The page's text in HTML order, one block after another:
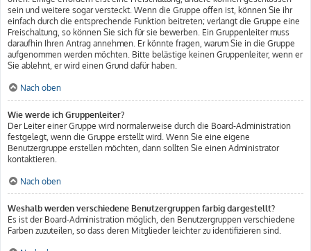
sein und weitere sogar versteckt. Wenn die Gruppe offen ist, können Sie ihr
einfach durch die entsprechende Funktion beitreten; verlangt die Gruppe eine
Freischaltung, so können Sie sich für sie bewerben. Ein Gruppenleiter muss
daraufhin Ihren Antrag annehmen. Er könnte fragen, warum Sie in die Gruppe
aufgenommen werden möchten. Bitte belästige keinen Gruppenleiter, wenn er
Sie ablehnt, er wird einen Grund dafür haben.
Nach oben
Wie werde ich Gruppenleiter?
Der Leiter einer Gruppe wird normalerweise durch die Board-Administration
festgelegt, wenn die Gruppe erstellt wird. Wenn Sie eine eigene
Benutzergruppe erstellen möchten, dann sollten Sie einen Administrator
kontaktieren.
Nach oben
Weshalb werden verschiedene Benutzergruppen farbig dargestellt?
Es ist der Board-Administration möglich, den Benutzergruppen verschiedene
Farben zuzuteilen, so dass deren Mitglieder leichter zu identifizieren sind.